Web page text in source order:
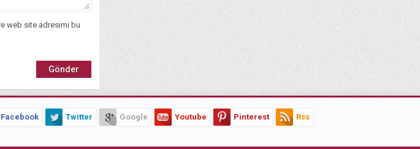
web site adresimi bu
Facebook Twitter Google Youtube Pinterest Rss